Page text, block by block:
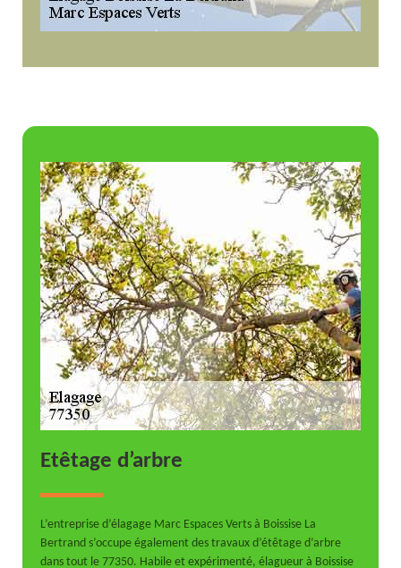
Etêtage d’arbre
L’entreprise d’élagage Marc Espaces Verts à Boissise La
Bertrand s’occupe également des travaux d’étêtage d’arbre
dans tout le 77350. Habile et expérimenté, élagueur à Boissise